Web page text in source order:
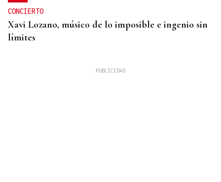
CONCIERTO
Xavi Lozano, músico de lo imposible e ingenio sin
límites